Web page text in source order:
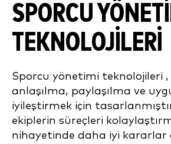
SPORCU
TEKNOLOJILERI
Sporcu yönetimi teknolojileri
anlaşılma, paylaşılma ve
iyileştirmek için
ekiplerin süreçleri
nihayetinde daha iyi kararlar